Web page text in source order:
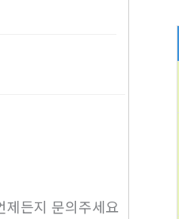
제든지 문의주세요